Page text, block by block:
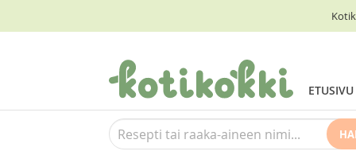
ETUSIVU
Suosittelemme myös